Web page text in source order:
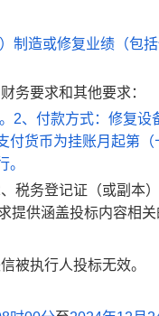
制造或修复业绩（包
务要求和其他要求：
2、付款方式：修复
付货币为挂账月起第
。
税务登记证（或副本
提供涵盖投标内容相
被执行人投标无效。